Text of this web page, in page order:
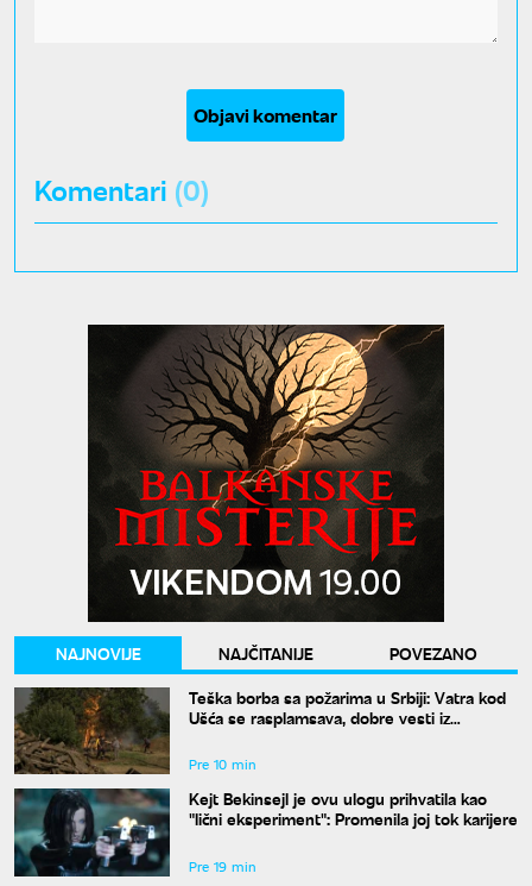
Objavi komentar
Komentari (0)
NAJNOVIJE NAJČITANIJE
POVEZANO
Teška borba sa požarima u Srbiji: Vatra kod
Ušća se rasplamsava, dobre vesti iz
Pre 10 min
Kejt Bekinsejl je ovu ulogu prihvatila kao
"lični eksperiment": Promenila joj tok karijere
Pre 19 min